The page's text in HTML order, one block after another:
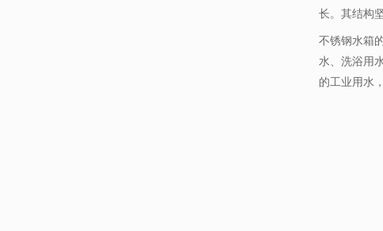
长。其结构
不锈钢水箱
水、洗浴用
的工业用水